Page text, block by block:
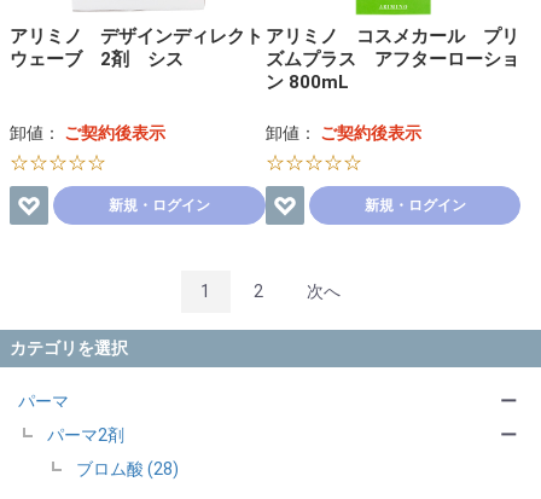
カテゴリを選択
パーマ
パーマ2剤
ブロム酸 (28)
ー
ー
アリミノ デザインディレクト
ウェーブ 2剤 シス
卸値： ご契約後表示
☆☆☆☆☆
新規・ログイン
アリミノ コスメカール プリ
ズムプラス アフターローショ
ン 800mL
卸値： ご契約後表示
☆☆☆☆☆
新規・ログイン
1 2 次へ